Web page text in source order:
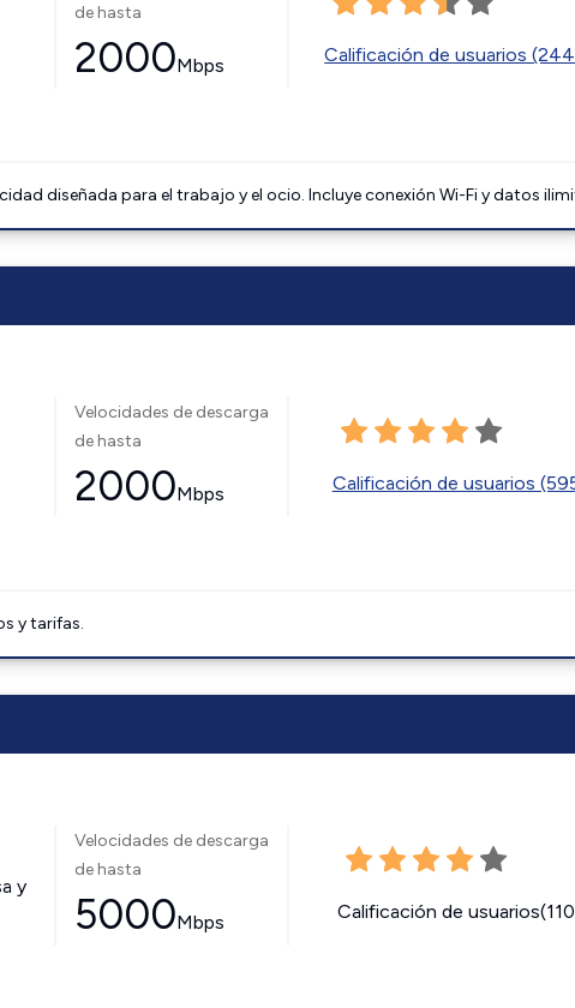
de hasta
2000Mbps Calificación de usuarios
diseñada para el trabajo y el ocio. Incluye conexión Wi-Fi y datos
Velocidades de descarga
de hasta
2000Mbps Calificación de usuarios
y tarifas.
y
Velocidades de descarga
de hasta
5000Mbps Calificación de